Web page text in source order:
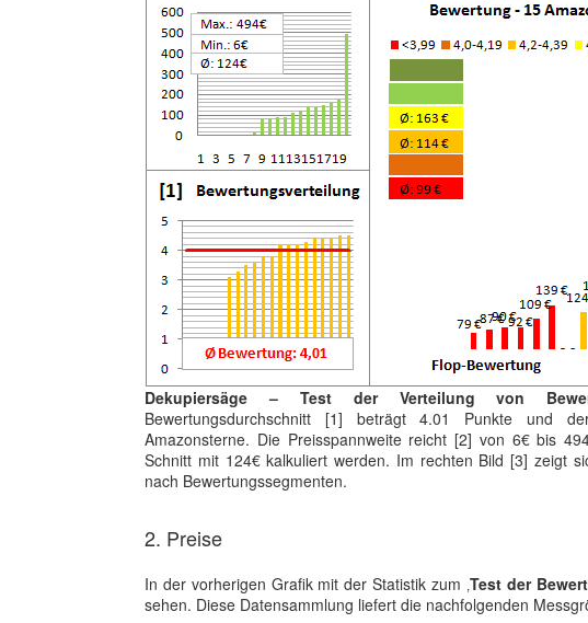
Dekupiersäge – Test der Verteilung von
Bewertungsdurchschnitt [1] beträgt 4.01 Punkte und
Amazonsterne. Die Preisspannweite reicht [2] von 6€ bis
Schnitt mit 124€ kalkuliert werden. Im rechten Bild [3] zeigt
nach Bewertungssegmenten.
2. Preise
In der vorherigen Grafik mit der Statistik zum ‚Test der
sehen. Diese Datensammlung liefert die nachfolgenden